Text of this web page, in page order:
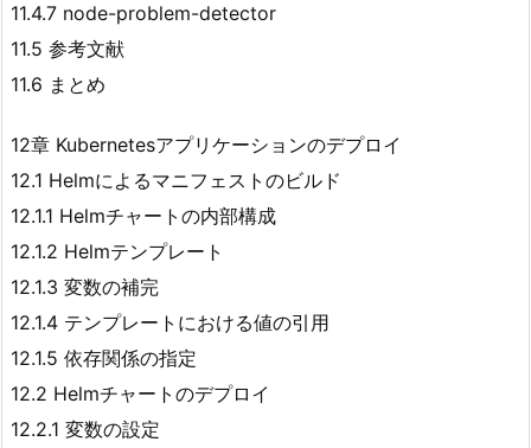
11.4.7 node-problem-detector
11.5 参考文献
11.6 まとめ
12章 Kubernetesアプリケーションのデプロイ
12.1 Helmによるマニフェストのビルド
12.1.1 Helmチャートの内部構成
12.1.2 Helmテンプレート
12.1.3 変数の補完
12.1.4 テンプレートにおける値の引用
12.1.5 依存関係の指定
12.2 Helmチャートのデプロイ
12.2.1 変数の設定